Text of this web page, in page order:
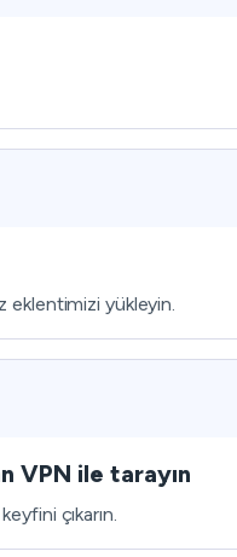
eklentimizi yükleyin.
VPN ile tarayın
çıkarın.